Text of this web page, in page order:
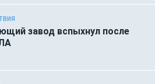
завод вспыхнул после